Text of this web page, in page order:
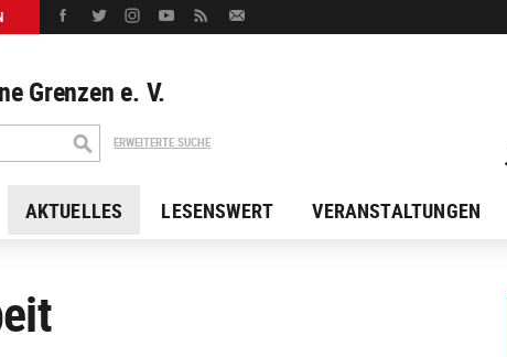
Grenzen e. V.
ERWEITERTE SUCHE
AKTUELLES LESENSWERT VERANSTALTUNGEN